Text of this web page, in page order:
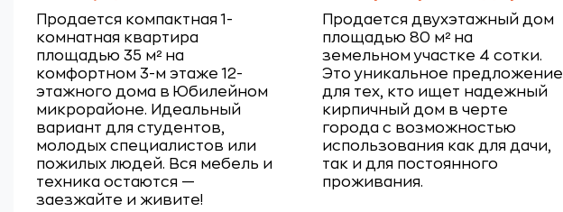
Продается компактная 1-
комнатная квартира
площадью 35 м² на
комфортном 3-м этаже 12-
этажного дома в Юбилейном
микрорайоне. Идеальный
вариант для студентов,
молодых специалистов или
пожилых людей. Вся мебель и
техника остаются —
заезжайте и живите!
Продается двухэтажный дом
площадью 80 м² на
земельном участке 4 сотки.
Это уникальное предложение
для тех, кто ищет надежный
кирпичный дом в черте
города с возможностью
использования как для дачи,
так и для постоянного
проживания.